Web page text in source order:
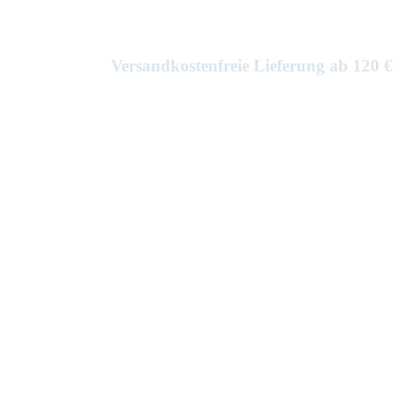
Versandkostenfreie Lieferung ab 120 €